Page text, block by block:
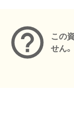
この
せん。